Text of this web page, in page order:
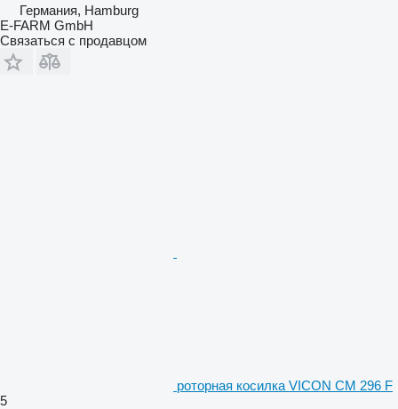
Германия, Hamburg
E-FARM GmbH
Связаться с продавцом
роторная косилка VICON CM 296 F
5